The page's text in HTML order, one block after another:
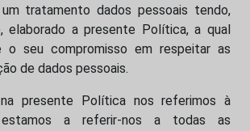
tratamento dados pessoais tendo,
elaborado a presente Política, a qual
o seu compromisso em respeitar as
de dados pessoais.
na presente Política nos referimos à
estamos a referir-nos a todas as